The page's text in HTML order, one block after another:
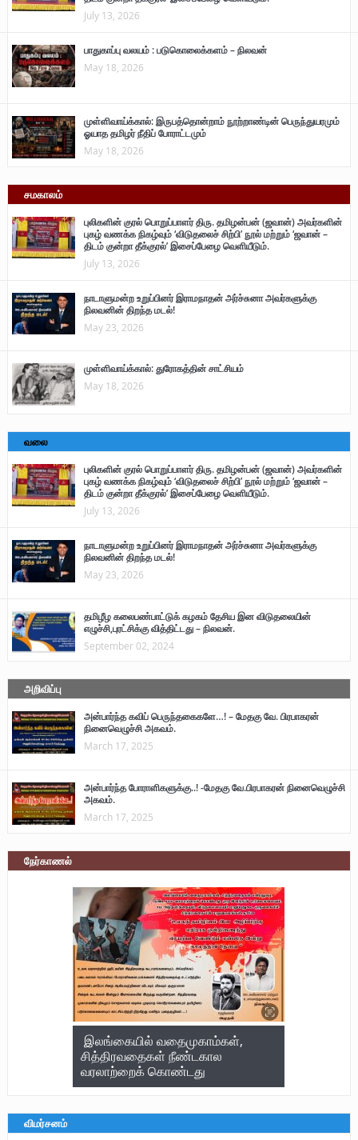
July 13, 2026
பாதுகாப்பு வலயம் : படுகொலைக்களம் – நிலவன்
May 18, 2026
முள்ளிவாய்க்கால்: இருபத்தொன்றாம் நூற்றாண்டின் பெருந்துயரமும்
ஓயாத தமிழர் நீதிப் போராட்டமும்
May 18, 2026
சமகாலம்
புலிகளின் குரல் பொறுப்பாளர் திரு. தமிழன்பன் (ஜவான்) அவர்களின்
புகழ் வணக்க நிகழ்வும் ‘விடுதலைச் சிற்பி’ நூல் மற்றும் ‘ஜவான் –
திடம் குன்றா தீக்குரல்’ இசைப்பேழை வெளியீடும்.
July 13, 2026
நாடாளுமன்ற உறுப்பினர் இராமநாதன் அர்ச்சுனா அவர்களுக்கு
நிலவனின் திறந்த மடல்!
May 23, 2026
முள்ளிவாய்க்கால்: துரோகத்தின் சாட்சியம்
May 18, 2026
வலை
புலிகளின் குரல் பொறுப்பாளர் திரு. தமிழன்பன் (ஜவான்) அவர்களின்
புகழ் வணக்க நிகழ்வும் ‘விடுதலைச் சிற்பி’ நூல் மற்றும் ‘ஜவான் –
திடம் குன்றா தீக்குரல்’ இசைப்பேழை வெளியீடும்.
July 13, 2026
நாடாளுமன்ற உறுப்பினர் இராமநாதன் அர்ச்சுனா அவர்களுக்கு
நிலவனின் திறந்த மடல்!
May 23, 2026
தமிழீழ கலைபண்பாட்டுக் கழகம் தேசிய இன விடுதலையின்
எழுச்சி,புரட்சிக்கு வித்திட்டது – நிலவன்.
September 02, 2024
அறிவிப்பு
அன்பார்ந்த கவிப் பெருந்தகைகளே…! – மேதகு வே. பிரபாகரன்
நினைவெழுச்சி அகவம்.
March 17, 2025
அன்பார்ந்த போராளிகளுக்கு..! -மேதகு வே.பிரபாகரன் நினைவெழுச்சி
அகவம்.
March 17, 2025
நேர்காணல்
இலங்கையில் வதைமுகாம்கள்,
சித்திரவதைகள் நீண்டகால
வரலாற்றைக் கொண்டது
விமர்சனம்